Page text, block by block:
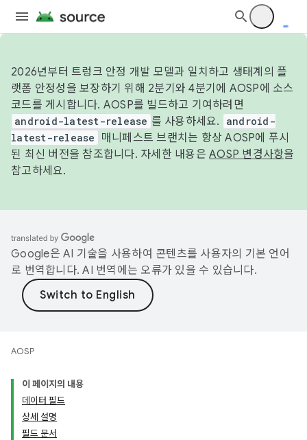
2026년부터 트렁크 안정 개발 모델과 일치하고 생태계의 플
랫폼 안정성을 보장하기 위해 2분기와 4분기에 AOSP에 소스
코드를 게시합니다. AOSP를 빌드하고 기여하려면
android-latest-release 를 사용하세요.
android-
latest-release
매니페스트 브랜치는 항상 AOSP에 푸시
된 최신 버전을 참조합니다. 자세한 내용은 AOSP 변경사항을
참고하세요.
Google은 AI 기술을 사용하여 콘텐츠를 사용자의 기본 언어
로 번역합니다. AI 번역에는 오류가 있을 수 있습니다.
AOSP
이 페이지의 내용
데이터 필드
상세 설명
필드 문서